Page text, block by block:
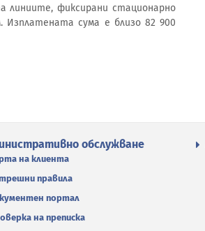
линиите, фиксирани стационарно
сума е близо 82 900
обслужване
на клиента
правила
портал
на преписка